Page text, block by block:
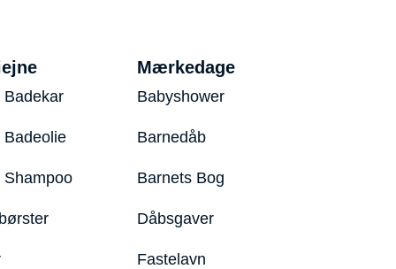
Badekar
Badeolie
Shampoo
Mærkedage
Babyshower
Barnedåb
Barnets Bog
Dåbsgaver
Fastelavn